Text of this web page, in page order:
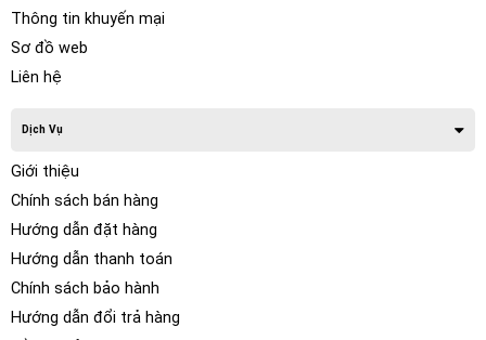
Thông tin khuyến mại
Sơ đồ web
Liên hệ
Dịch Vụ
Giới thiệu
Chính sách bán hàng
Hướng dẫn đặt hàng
Hướng dẫn thanh toán
Chính sách bảo hành
Hướng dẫn đổi trả hàng